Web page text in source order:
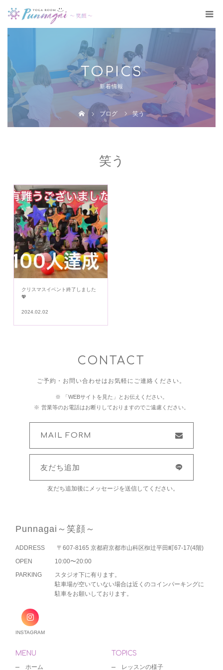
TOPICS
新着情報
ブログ 笑う
笑う
クリスマスイベント終了しました
💖
2024.02.02
CONTACT
ご予約・お問い合わせはお気軽にご連絡ください。
「WEBサイトを見た」とお伝えください。
営業等のお電話はお断りしておりますのでご遠慮ください。
MAIL FORM
友だち追加
友だち追加後にメッセージを送信してください。
Punnagai～笑顔～
ADDRESS
〒607-8165 京都府京都市山科区椥辻平田町67-17(4階)
OPEN
10:00〜20:00
PARKING
スタジオ下に有ります。
駐車場が空いていない場合は近くのコインパーキングに
駐車をお願いしております。
INSTAGRAM
MENU
ホーム
TOPICS
レッスンの様子